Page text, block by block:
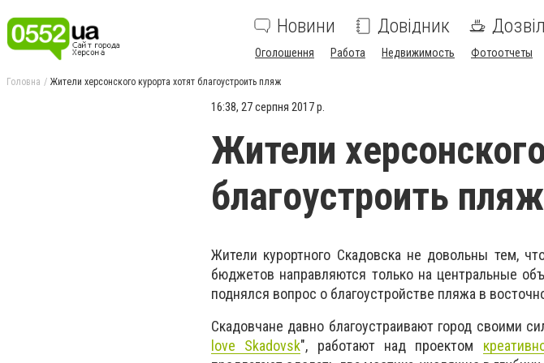
Новини Довідник
Оголошення Работа Недвижимость Фотоотчеты
Головна Жители херсонского курорта хотят благоустроить пляж
16:38, 27 серпня 2017 р.
Жители
благоустроить пляж
Жители курортного Скадовска не довольны тем,
бюджетов направляются только на центральные
поднялся вопрос о благоустройстве пляжа в
Скадовчане давно благоустраивают город своими
love Skadovsk", работают над проектом